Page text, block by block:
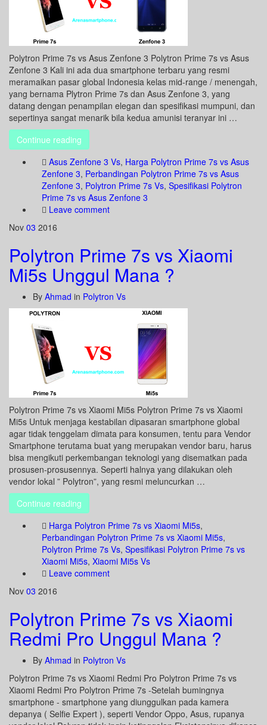
Polytron Prime 7s vs Asus Zenfone 3 Polytron Prime 7s vs Asus
Zenfone 3 Kali ini ada dua smartphone terbaru yang resmi
meramaikan pasar global Indonesia kelas mid-range / menengah,
yang bernama Plytron Prime 7s dan Asus Zenfone 3, yang
datang dengan penampilan elegan dan spesifikasi mumpuni, dan
sepertinya sangat menarik bila kedua amunisi teranyar ini …
Continue reading
Asus Zenfone 3 Vs, Harga Polytron Prime 7s vs Asus
Zenfone 3, Perbandingan Polytron Prime 7s vs Asus
Zenfone 3, Polytron Prime 7s Vs, Spesifikasi Polytron
Prime 7s vs Asus Zenfone 3
Leave comment
Nov 03 2016
Polytron Prime 7s vs Xiaomi
Mi5s Unggul Mana ?
By Ahmad in Polytron Vs
Polytron Prime 7s vs Xiaomi Mi5s Polytron Prime 7s vs Xiaomi
Mi5s Untuk menjaga kestabilan dipasaran smartphone global
agar tidak tenggelam dimata para konsumen, tentu para Vendor
Smartphone terutama buat yang merupakan vendor baru, harus
bisa mengikuti perkembangan teknologi yang disematkan pada
prosusen-prosusennya. Seperti halnya yang dilakukan oleh
vendor lokal ” Polytron”, yang resmi meluncurkan …
Continue reading
Harga Polytron Prime 7s vs Xiaomi Mi5s,
Perbandingan Polytron Prime 7s vs Xiaomi Mi5s,
Polytron Prime 7s Vs, Spesifikasi Polytron Prime 7s vs
Xiaomi Mi5s, Xiaomi Mi5s Vs
Leave comment
Nov 03 2016
Polytron Prime 7s vs Xiaomi
Redmi Pro Unggul Mana ?
By Ahmad in Polytron Vs
Polytron Prime 7s vs Xiaomi Redmi Pro Polytron Prime 7s vs
Xiaomi Redmi Pro Polytron Prime 7s -Setelah bumingnya
smartphone - smartphone yang diunggulkan pada kamera
depanya ( Selfie Expert ), seperti Vendor Oppo, Asus, rupanya